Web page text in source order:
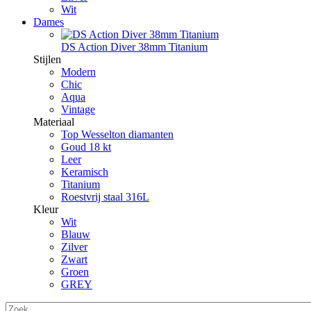
Wit
Dames
DS Action Diver 38mm Titanium
Stijlen
Modern
Chic
Aqua
Vintage
Materiaal
Top Wesselton diamanten
Goud 18 kt
Leer
Keramisch
Titanium
Roestvrij staal 316L
Kleur
Wit
Blauw
Zilver
Zwart
Groen
GREY